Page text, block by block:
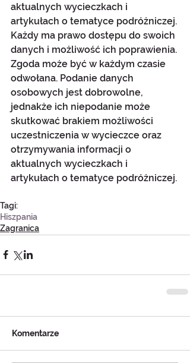
aktualnych wycieczkach i
artykułach o tematyce podróżniczej.
Każdy ma prawo dostępu do swoich
danych i możliwość ich poprawienia.
Zgoda może być w każdym czasie
odwołana. Podanie danych
osobowych jest dobrowolne,
jednakże ich niepodanie może
skutkować brakiem możliwości
uczestniczenia w wycieczce oraz
otrzymywania informacji o
aktualnych wycieczkach i
artykułach o tematyce podróżniczej.
Tagi:
Hiszpania
Zagranica
Komentarze